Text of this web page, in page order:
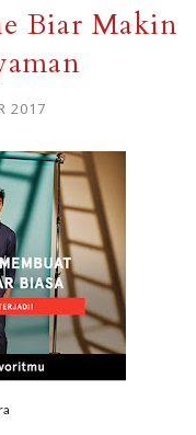
Biar Makin
2017